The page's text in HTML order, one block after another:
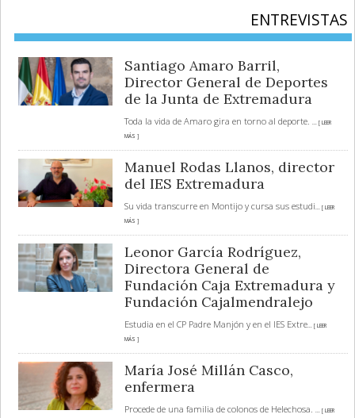
ENTREVISTAS
Santiago Amaro Barril,
Director General de Deportes
de la Junta de Extremadura
Toda la vida de Amaro gira en torno al deporte.
... [ LEER
MÁS ]
Manuel Rodas Llanos, director
del IES Extremadura
Su vida transcurre en Montijo y cursa sus estudi... [ LEER
MÁS ]
Leonor García Rodríguez,
Directora General de
Fundación Caja Extremadura y
Fundación Cajalmendralejo
Estudia en el CP Padre Manjón y en el IES Extre... [ LEER
MÁS ]
María José Millán Casco,
enfermera
Procede de una familia de colonos de Helechosa.
... [ LEER